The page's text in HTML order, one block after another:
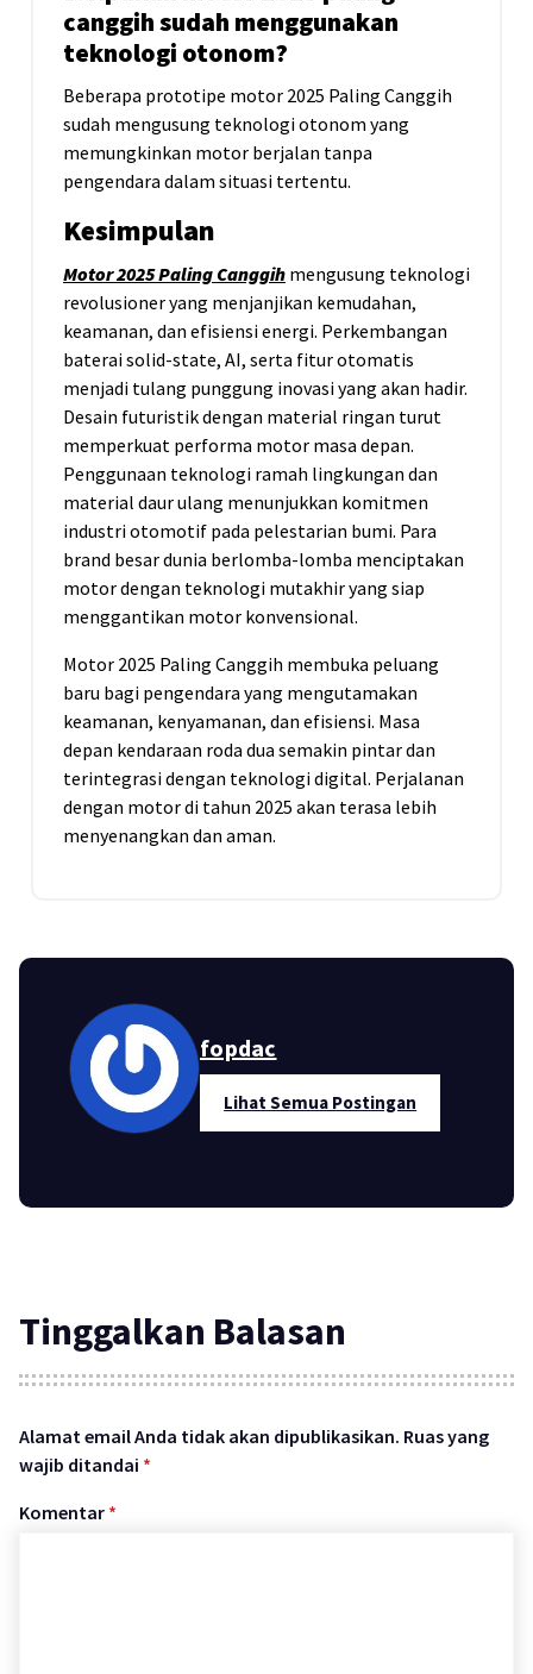
canggih sudah menggunakan
teknologi otonom?
Beberapa prototipe motor 2025 Paling Canggih
sudah mengusung teknologi otonom yang
memungkinkan motor berjalan tanpa
pengendara dalam situasi tertentu.
Kesimpulan
Motor 2025 Paling Canggih mengusung teknologi
revolusioner yang menjanjikan kemudahan,
keamanan, dan efisiensi energi. Perkembangan
baterai solid-state, AI, serta fitur otomatis
menjadi tulang punggung inovasi yang akan hadir.
Desain futuristik dengan material ringan turut
memperkuat performa motor masa depan.
Penggunaan teknologi ramah lingkungan dan
material daur ulang menunjukkan komitmen
industri otomotif pada pelestarian bumi. Para
brand besar dunia berlomba-lomba menciptakan
motor dengan teknologi mutakhir yang siap
menggantikan motor konvensional.
Motor 2025 Paling Canggih membuka peluang
baru bagi pengendara yang mengutamakan
keamanan, kenyamanan, dan efisiensi. Masa
depan kendaraan roda dua semakin pintar dan
terintegrasi dengan teknologi digital. Perjalanan
dengan motor di tahun 2025 akan terasa lebih
menyenangkan dan aman.
fopdac
Lihat Semua Postingan
Tinggalkan Balasan
Alamat email Anda tidak akan dipublikasikan. Ruas yang
wajib ditandai *
Komentar *